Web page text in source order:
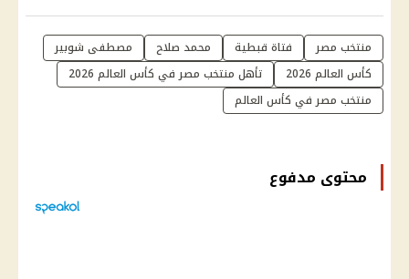
منتخب مصر فتاة قبطية محمد صلاح
مصطفى شوبير
كأس العالم 2026
تأهل منتخب مصر في كأس العالم 2026
منتخب مصر في كأس العالم
محتوى مدفوع